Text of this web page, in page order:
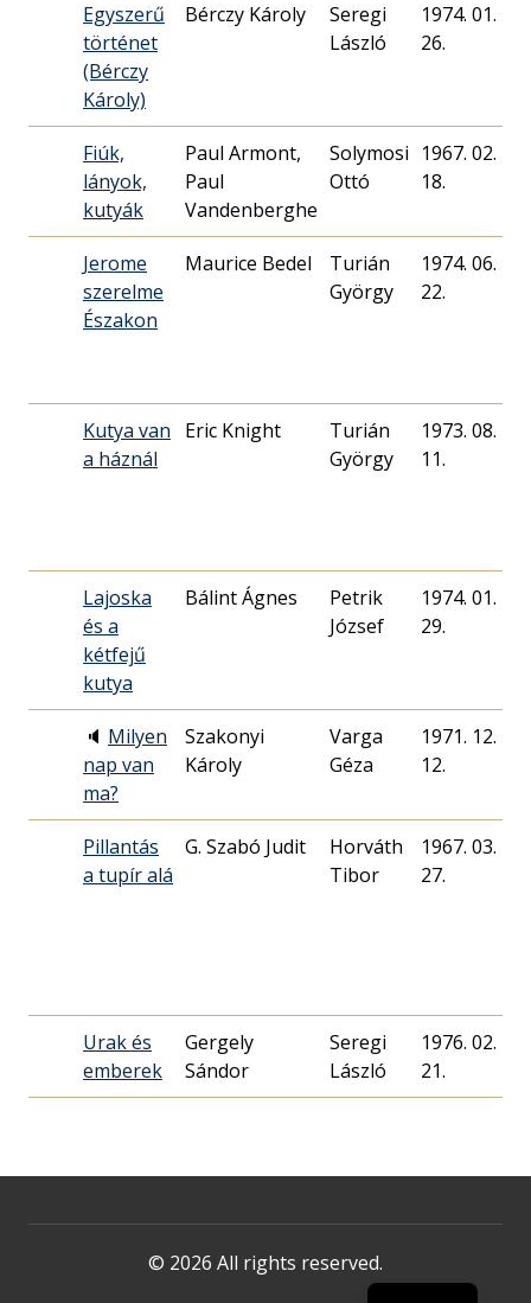
Egyszerű
történet
(Bérczy
Károly)
Bérczy Károly
Seregi
László
1974. 01.
26.
Fiúk,
lányok,
kutyák
Paul Armont,
Paul
Vandenberghe
Solymosi
Ottó
1967. 02.
18.
Jerome
szerelme
Északon
Maurice Bedel
Turián
György
1974. 06.
22.
Kutya van
a háznál
Eric Knight
Turián
György
1973. 08.
11.
Lajoska
és a
kétfejű
kutya
Bálint Ágnes
Petrik
József
1974. 01.
29.
🔈 Milyen
nap van
ma?
Szakonyi
Károly
Varga
Géza
1971. 12.
12.
Pillantás
a tupír alá
G. Szabó Judit
Horváth
1967. 03.
27.
Urak és
emberek
Gergely
Sándor
Seregi
László
1976. 02.
21.
© 2026 All rights reserved.